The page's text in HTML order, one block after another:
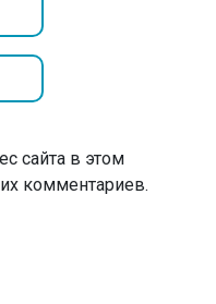
сайта в этом
комментариев.